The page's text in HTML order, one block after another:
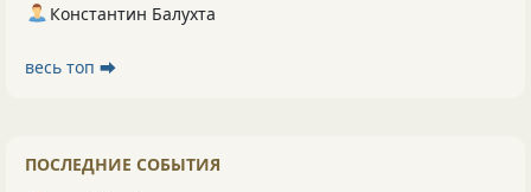
Константин Балухта
весь топ ⮕
ПОСЛЕДНИЕ СОБЫТИЯ